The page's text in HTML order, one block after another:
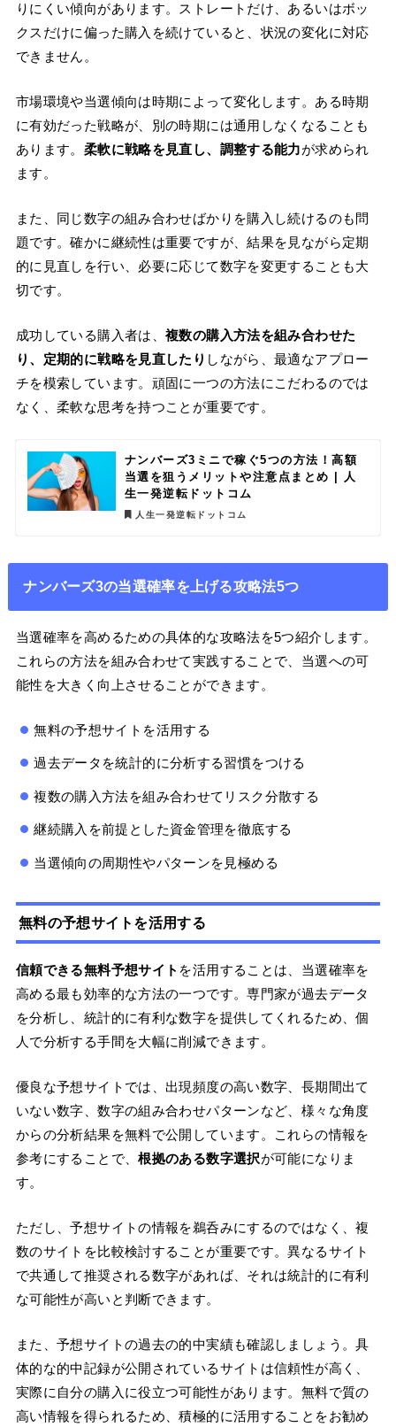
りにくい傾向があります。ストレートだけ、あるいはボッ
クスだけに偏った購入を続けていると、状況の変化に対応
できません。
市場環境や当選傾向は時期によって変化します。ある時期
に有効だった戦略が、別の時期には通用しなくなることも
あります。 柔軟に戦略を見直し、調整する能力が求められ
ます。
また、同じ数字の組み合わせばかりを購入し続けるのも問
題です。確かに継続性は重要ですが、結果を見ながら定期
的に見直しを行い、必要に応じて数字を変更することも大
切です。
成功している購入者は、複数の購入方法を組み合わせた
り、定期的に戦略を見直したり しながら、最適なアプロー
チを模索しています。頑固に一つの方法にこだわるのでは
なく、柔軟な思考を持つことが重要です。
ナンバーズ3ミニで稼ぐ5つの方法！高額
当選を狙うメリットや注意点まとめ | 人
生一発逆転ドットコム
人生一発逆転ドットコム
ナンバーズ3の当選確率を上げる攻略法5つ
当選確率を高めるための具体的な攻略法を5つ紹介します。
これらの方法を組み合わせて実践することで、当選への可
能性を大きく向上させることができます。
無料の予想サイトを活用する
過去データを統計的に分析する習慣をつける
複数の購入方法を組み合わせてリスク分散する
継続購入を前提とした資金管理を徹底する
当選傾向の周期性やパターンを見極める
無料の予想サイトを活用する
信頼できる無料予想サイト を活用することは、当選確率を
高める最も効率的な方法の一つです。専門家が過去データ
を分析し、統計的に有利な数字を提供してくれるため、個
人で分析する手間を大幅に削減できます。
優良な予想サイトでは、出現頻度の高い数字、長期間出て
いない数字、数字の組み合わせパターンなど、様々な角度
からの分析結果を無料で公開しています。これらの情報を
参考にすることで、根拠のある数字選択が可能になりま
す。
ただし、予想サイトの情報を鵜呑みにするのではなく、複
数のサイトを比較検討することが重要です。異なるサイト
で共通して推奨される数字があれば、それは統計的に有利
な可能性が高いと判断できます。
また、予想サイトの過去の的中実績も確認しましょう。具
体的な的中記録が公開されているサイトは信頼性が高く、
実際に自分の購入に役立つ可能性があります。無料で質の
高い情報を得られるため、積極的に活用することをお勧め